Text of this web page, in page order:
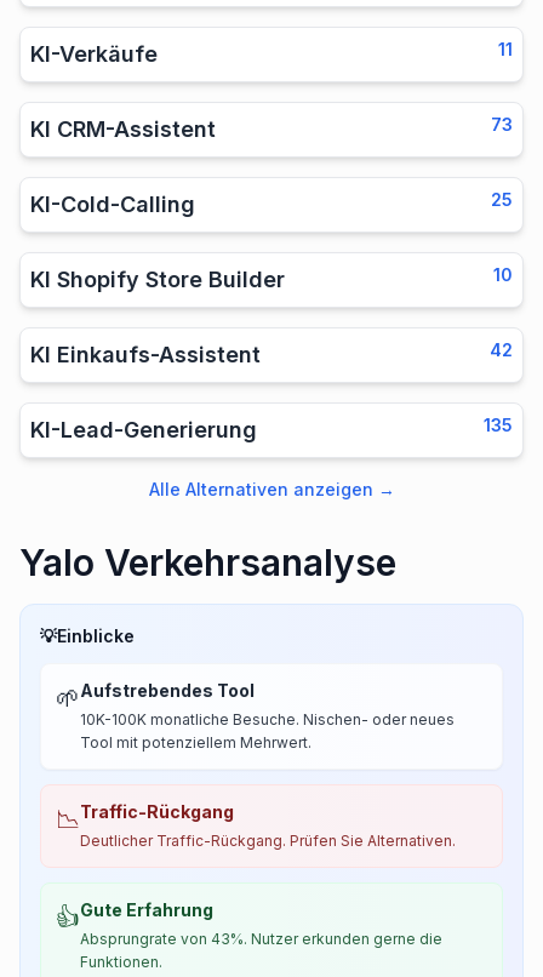
KI-Verkäufe 11
KI CRM-Assistent 73
KI-Cold-Calling 25
KI Shopify Store Builder 10
KI Einkaufs-Assistent 42
KI-Lead-Generierung 135
Alle Alternativen anzeigen →
Yalo Verkehrsanalyse
💡Einblicke
🌱Aufstrebendes Tool
10K-100K monatliche Besuche. Nischen- oder neues
Tool mit potenziellem Mehrwert.
📉Traffic-Rückgang
Deutlicher Traffic-Rückgang. Prüfen Sie Alternativen.
👍Gute Erfahrung
Absprungrate von 43%. Nutzer erkunden gerne die
Funktionen.